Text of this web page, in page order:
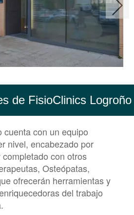
de FisioClinics Logroño
cuenta con un equipo
nivel, encabezado por
con otros
Osteópatas,
ofrecerán herramientas y
del trabajo